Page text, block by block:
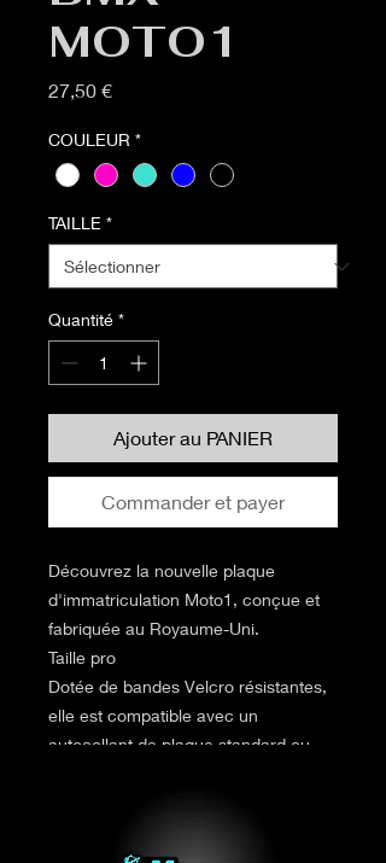
MOTO1
27,50 €Prix
COULEUR *
TAILLE *
Quantité *
Ajouter au PANIER
Commander et payer
Découvrez la nouvelle plaque
d'immatriculation Moto1, conçue et
fabriquée au Royaume-Uni.
Taille pro
Dotée de bandes Velcro résistantes,
elle est compatible avec un
autocollant de plaque standard ou